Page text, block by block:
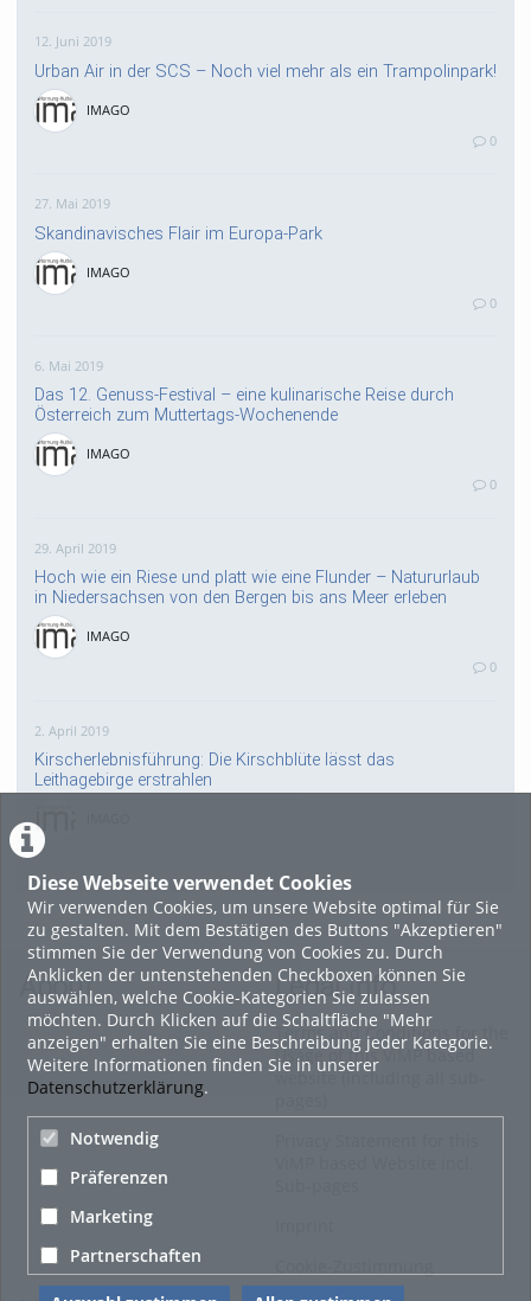
Diese Webseite verwendet Cookies
Wir verwenden Cookies, um unsere Website optimal für Sie
zu gestalten. Mit dem Bestätigen des Buttons "Akzeptieren"
stimmen Sie der Verwendung von Cookies zu. Durch
Anklicken der untenstehenden Checkboxen können Sie
auswählen, welche Cookie-Kategorien Sie zulassen
möchten. Durch Klicken auf die Schaltfläche "Mehr
anzeigen" erhalten Sie eine Beschreibung jeder Kategorie.
Weitere Informationen finden Sie in unserer
Datenschutzerklärung.
Notwendig
Präferenzen
Marketing
Partnerschaften
12. Juni 2019
Urban Air in der SCS – Noch viel mehr als ein Trampolinpark!
IMAGO
0
27. Mai 2019
Skandinavisches Flair im Europa-Park
IMAGO
0
6. Mai 2019
Das 12. Genuss-Festival – eine kulinarische Reise durch
Österreich zum Muttertags-Wochenende
IMAGO
0
29. April 2019
Hoch wie ein Riese und platt wie eine Flunder – Natururlaub
in Niedersachsen von den Bergen bis ans Meer erleben
IMAGO
0
2. April 2019
Kirscherlebnisführung: Die Kirschblüte lässt das
Leithagebirge erstrahlen
27. März 2019
Wild West Saloon - Sport & Fun Games: Neueröffnung einer
weiteren Freizeitattraktion beim Graben"
IMAGO
1. Februar 2019
Ferienvergünstigungen am 24. Wiener Eistraum – So cool
kann schulfrei sein
IMAGO
About Legal Info
Terms and Conditions for the
Usage of this ViMP based
website (including all sub-